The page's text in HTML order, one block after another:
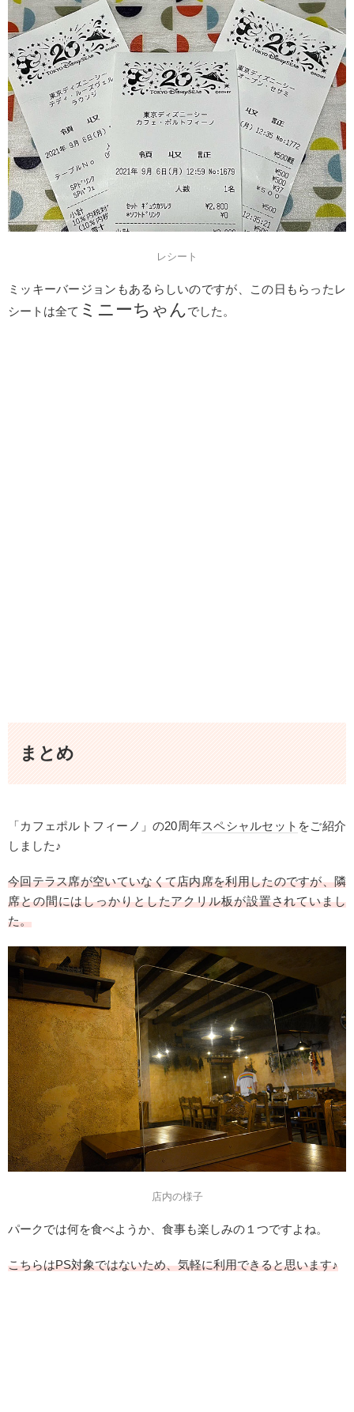
レシート
ミッキーバージョンもあるらしいのですが、この日もらったレ
シートは全て ミニーちゃんでした。
まとめ
「カフェポルトフィーノ」の20周年スペシャルセット をご紹介
しました♪
今回テラス席が空いていなくて店内席を利用したのですが、隣
席との間にはしっかりとしたアクリル板が設置されていまし
た。
店内の様子
パークでは何を食べようか、食事も楽しみの１つですよね。
こちらはPS対象ではないため、気軽に利用できると思います♪